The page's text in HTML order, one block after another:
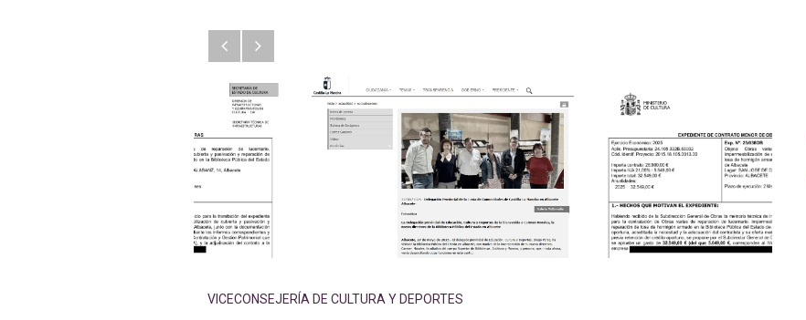
AnteriorSiguiente
VICECONSEJERÍA DE CULTURA Y DEPORTES